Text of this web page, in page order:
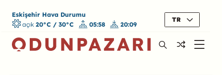
Eskişehir Hava Durumu
açık 20°C / 30°C 05:58 20:09
TR